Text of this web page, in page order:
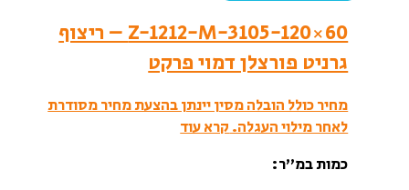
Z-1212-M-3105-120×60 – ריצוף
גרניט פורצלן דמוי פרקט
מחיר כולל הובלה מסין יינתן בהצעת מחיר מסודרת
לאחר מילוי העגלה.קרא עוד
כמות במ”ר: